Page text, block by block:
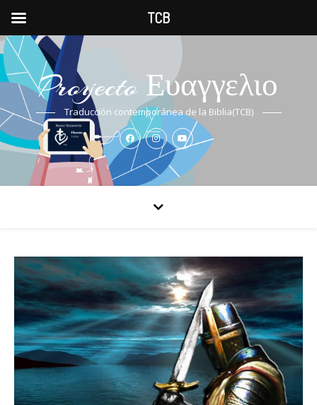
Proyecto Ευαγγελιο
Traducción contemporánea de la Biblia(TCB)
TCB